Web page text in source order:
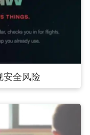
安全风险